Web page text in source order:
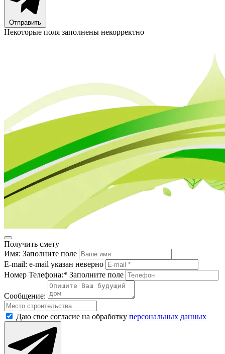
Отправить
Некоторые поля заполнены некорректно
Получить смету
Имя: Заполните поле
E-mail: e-mail указан неверно
Номер Телефона:* Заполните поле
Сообщение:
Даю свое согласие на обработку персональных данных